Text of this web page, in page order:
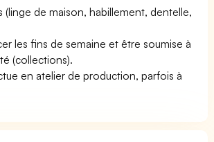
(linge de maison, habillement, dentelle,
les fins de semaine et être soumise à
(collections).
en atelier de production, parfois à